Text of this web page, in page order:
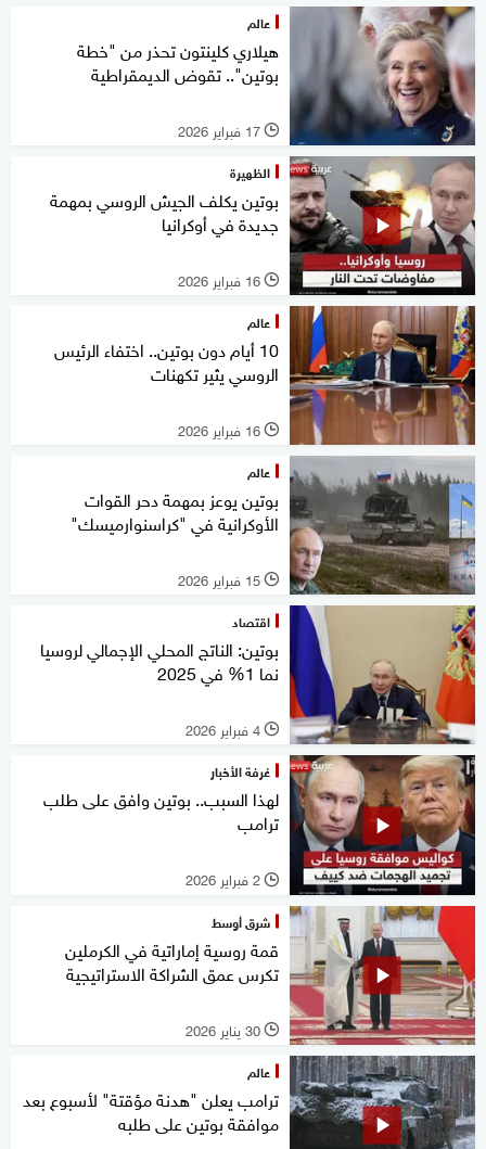
عالم
هيلاري كلينتون تحذر من "خطة
بوتين".. تقوض الديمقراطية
l 17 فبراير 2026
الظهيرة
بوتين يكلف الجيش الروسي بمهمة
جديدة في أوكرانيا
l 16 فبراير 2026
عالم
10 أيام دون بوتين.. اختفاء الرئيس
الروسي يثير تكهنات
l 16 فبراير 2026
عالم
بوتين يوعز بمهمة دحر القوات
الأوكرانية في "كراسنوارميسك"
l 15 فبراير 2026
اقتصاد
بوتين: الناتج المحلي الإجمالي لروسيا
نما 1% في 2025
l 4 فبراير 2026
غرفة الأخبار
لهذا السبب.. بوتين وافق على طلب
ترامب
l 2 فبراير 2026
شرق أوسط
قمة روسية إماراتية في الكرملين
تكرس عمق الشراكة الاستراتيجية
l 30 يناير 2026
عالم
ترامب يعلن "هدنة مؤقتة" لأسبوع بعد
موافقة بوتين على طلبه